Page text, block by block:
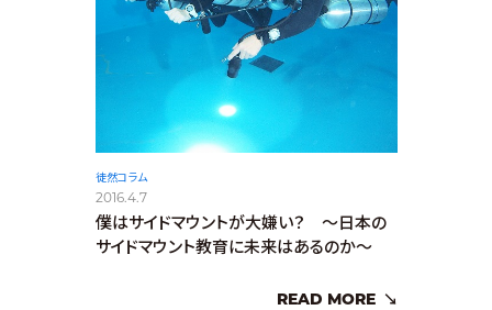
徒然コラム
2016.4.7
僕はサイドマウントが大嫌い？ ～日本の
サイドマウント教育に未来はあるのか～
READ MORE